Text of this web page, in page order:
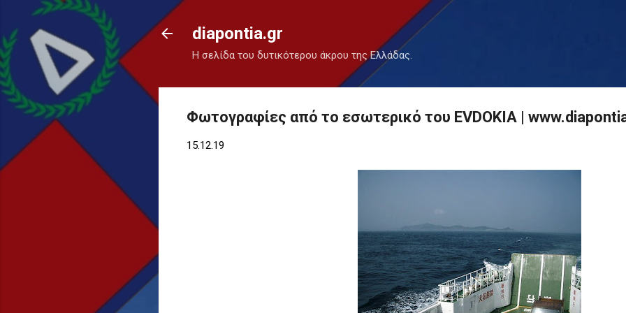
Μετάβαση στο κύριο περιεχόμενο
diapontia.gr
Η σελίδα του δυτικότερου άκρου της Ελλάδας.
Φωτογραφίες από το εσωτερικό του EVDOKIA |
15.12.19